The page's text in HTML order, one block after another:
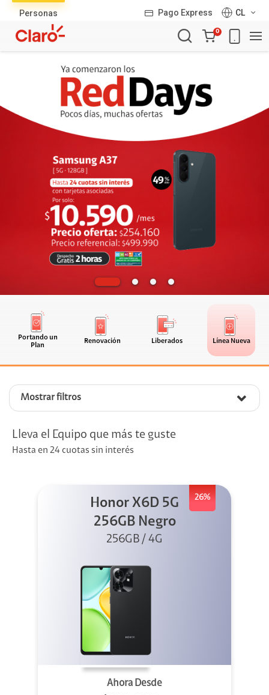
Personas Pago Express
CL
Carro
de
0
Portando un
Plan
Renovación Liberados Línea Nueva
Mostrar filtros
productos
Lleva el Equipo que más te guste
Hasta en 24 cuotas sin interés
26%
Honor X6D 5G
256GB Negro
256GB / 4G
Ahora Desde